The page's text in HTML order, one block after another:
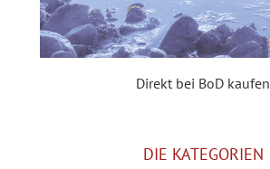
Direkt bei BoD kaufen
DIE KATEGORIEN